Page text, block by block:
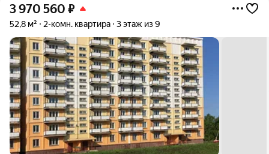
3 970 560 ₽
52,8 м² 2-комн. квартира 3 этаж из 9